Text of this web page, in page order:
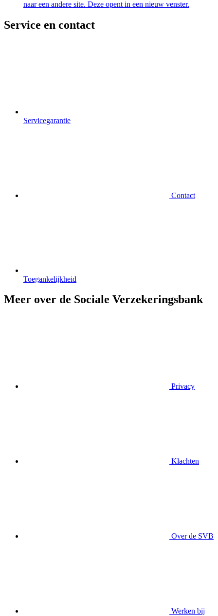
naar een andere site. Deze opent in een nieuw venster.
Service en contact
Servicegarantie
Contact
Toegankelijkheid
Meer over de Sociale Verzekeringsbank
Privacy
Klachten
Over de SVB
Werken bij